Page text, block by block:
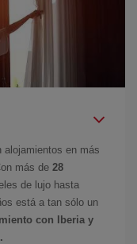
en más
más de 28
de lujo hasta
está a tan sólo un
con Iberia y